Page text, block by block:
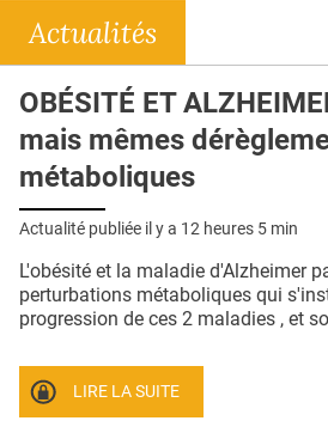
DOSSIERS
RÉSEAUX
E-REVUE SAD
L'APP
PUBLICITÉ
CONTACT
Actualités
OBÉSITÉ ET
mais mêmes
métaboliques
Actualité publiée il y a 12 heures 5 min
L'obésité et la maladie d'Alzheimer
perturbations métaboliques qui
progression de ces 2 maladies , et
LIRE LA SUITE